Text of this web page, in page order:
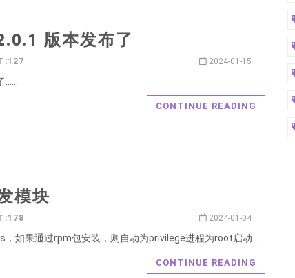
版本发布了
2024-01-15
……
CONTINUE READING
模块
2024-01-04
如果通过rpm包安装，则自动为privilege进程为root启动……
CONTINUE READING